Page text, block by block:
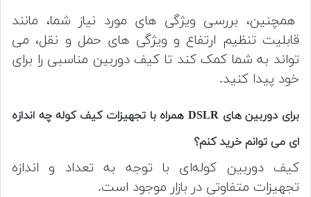
همچنین، بررسی ویژگی های مورد نیاز شما، مانند
قابلیت تنظیم ارتفاع و ویژگی های حمل و نقل، می
تواند به شما کمک کند تا کیف دوربین مناسبی را برای
خود پیدا کنید.
برای دوربین های DSLR همراه با تجهیزات کیف کوله چه اندازه
ای می توانم خرید کنم؟
کیف دوربین کوله‌ای با توجه به تعداد و اندازه
تجهیزات متفاوتی در بازار موجود است.